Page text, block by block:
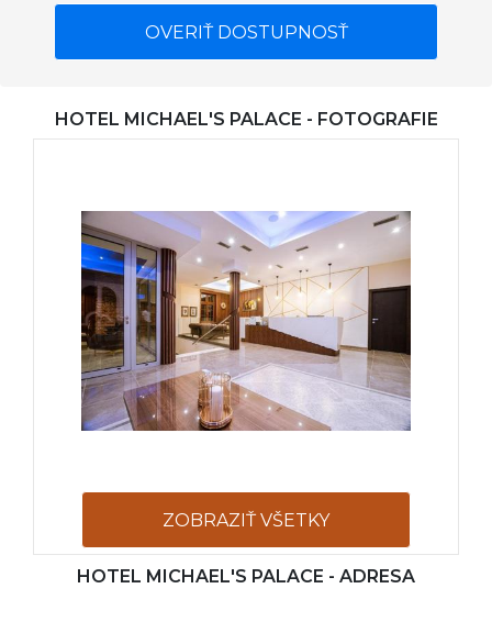
OVERIŤ DOSTUPNOSŤ
HOTEL MICHAEL'S PALACE - FOTOGRAFIE
ZOBRAZIŤ VŠETKY
FOTOGRAFIE
HOTEL MICHAEL'S PALACE - ADRESA